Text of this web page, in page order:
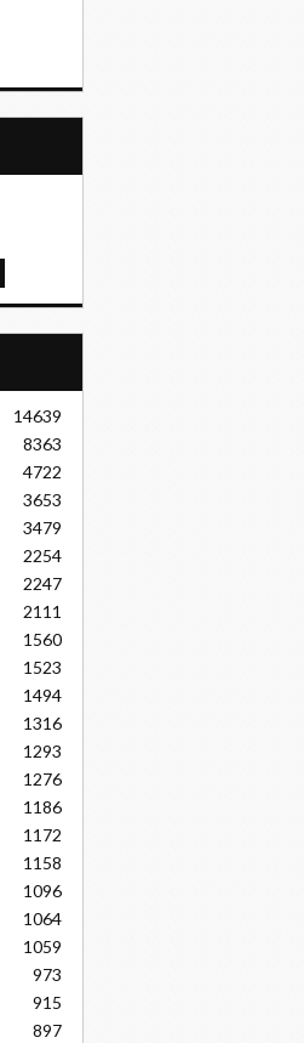
14639
8363
4722
3653
3479
2254
2247
2111
1560
1523
1494
1316
1293
1276
1186
1172
1158
1096
1064
1059
973
915
897